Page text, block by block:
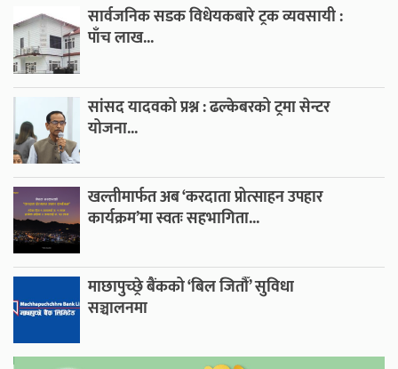
सार्वजनिक सडक विधेयकबारे ट्रक व्यवसायी :
पाँच लाख...
सांसद यादवको प्रश्न : ढल्केबरको ट्रमा सेन्टर
योजना...
खल्तीमार्फत अब ‘करदाता प्रोत्साहन उपहार
कार्यक्रम’मा स्वतः सहभागिता...
माछापुच्छ्रे बैंकको ‘बिल जितौँ’ सुविधा
सञ्चालनमा